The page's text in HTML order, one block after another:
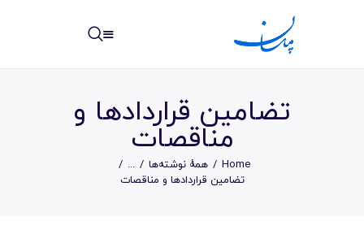
تضامین قراردادها و
مناقصات
Home همهٔ نوشته‌ها
...
تضامین قراردادها و مناقصات
خانه